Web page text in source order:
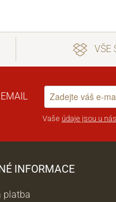
VŠE
Vaše údaje jsou u
INFORMACE
platba